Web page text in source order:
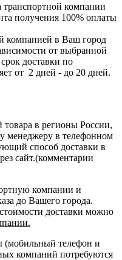
транспортной компании
получения 100% оплаты
компанией в Ваш город
от выбранной
доставки по
от 2 дней - до 20 дней.
товара в регионы России,
менеджеру в телефонном
способ доставки в
сайт.(комментарии
компании и
до Вашего города.
доставки можно
(мобильный телефон и
компаний потребуются